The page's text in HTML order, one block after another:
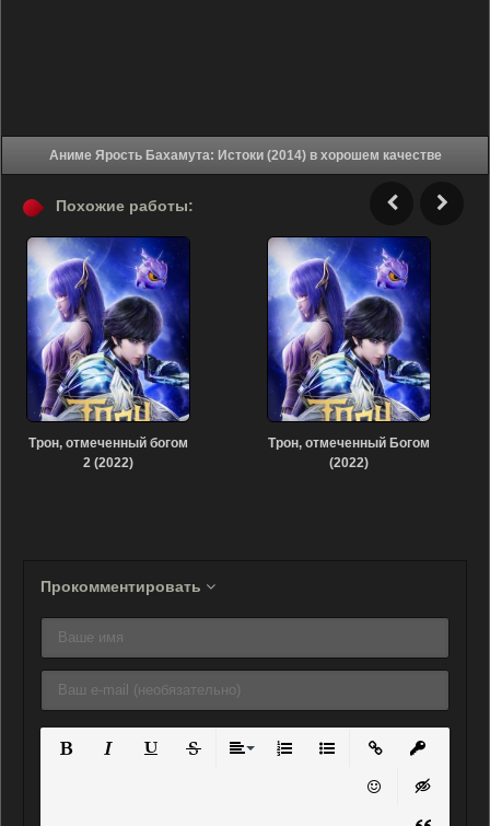
Аниме Ярость Бахамута: Истоки (2014) в хорошем качестве
Похожие работы:
Трон, отмеченный богом
2 (2022)
Трон, отмеченный Богом
(2022)
Прокомментировать
Нумерованный список
Маркированный
Вставить ссылку
Вставить